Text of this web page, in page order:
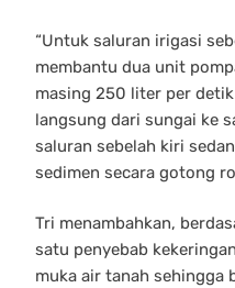
“Untuk saluran irigasi
membantu dua unit
masing 250 liter per
langsung dari sungai ke
saluran sebelah kiri
sedimen secara gotong
Tri menambahkan,
satu penyebab
muka air tanah sehingga